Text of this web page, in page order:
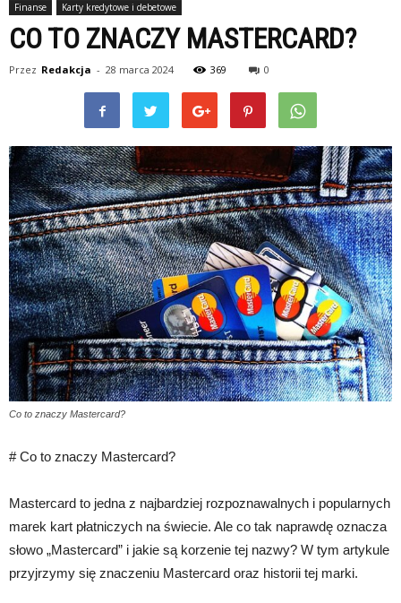
Finanse Karty kredytowe i debetowe
CO TO ZNACZY MASTERCARD?
Przez Redakcja - 28 marca 2024 369 0
Co to znaczy Mastercard?
# Co to znaczy Mastercard?
Mastercard to jedna z najbardziej rozpoznawalnych i popularnych
marek kart płatniczych na świecie. Ale co tak naprawdę oznacza
słowo „Mastercard” i jakie są korzenie tej nazwy? W tym artykule
przyjrzymy się znaczeniu Mastercard oraz historii tej marki.